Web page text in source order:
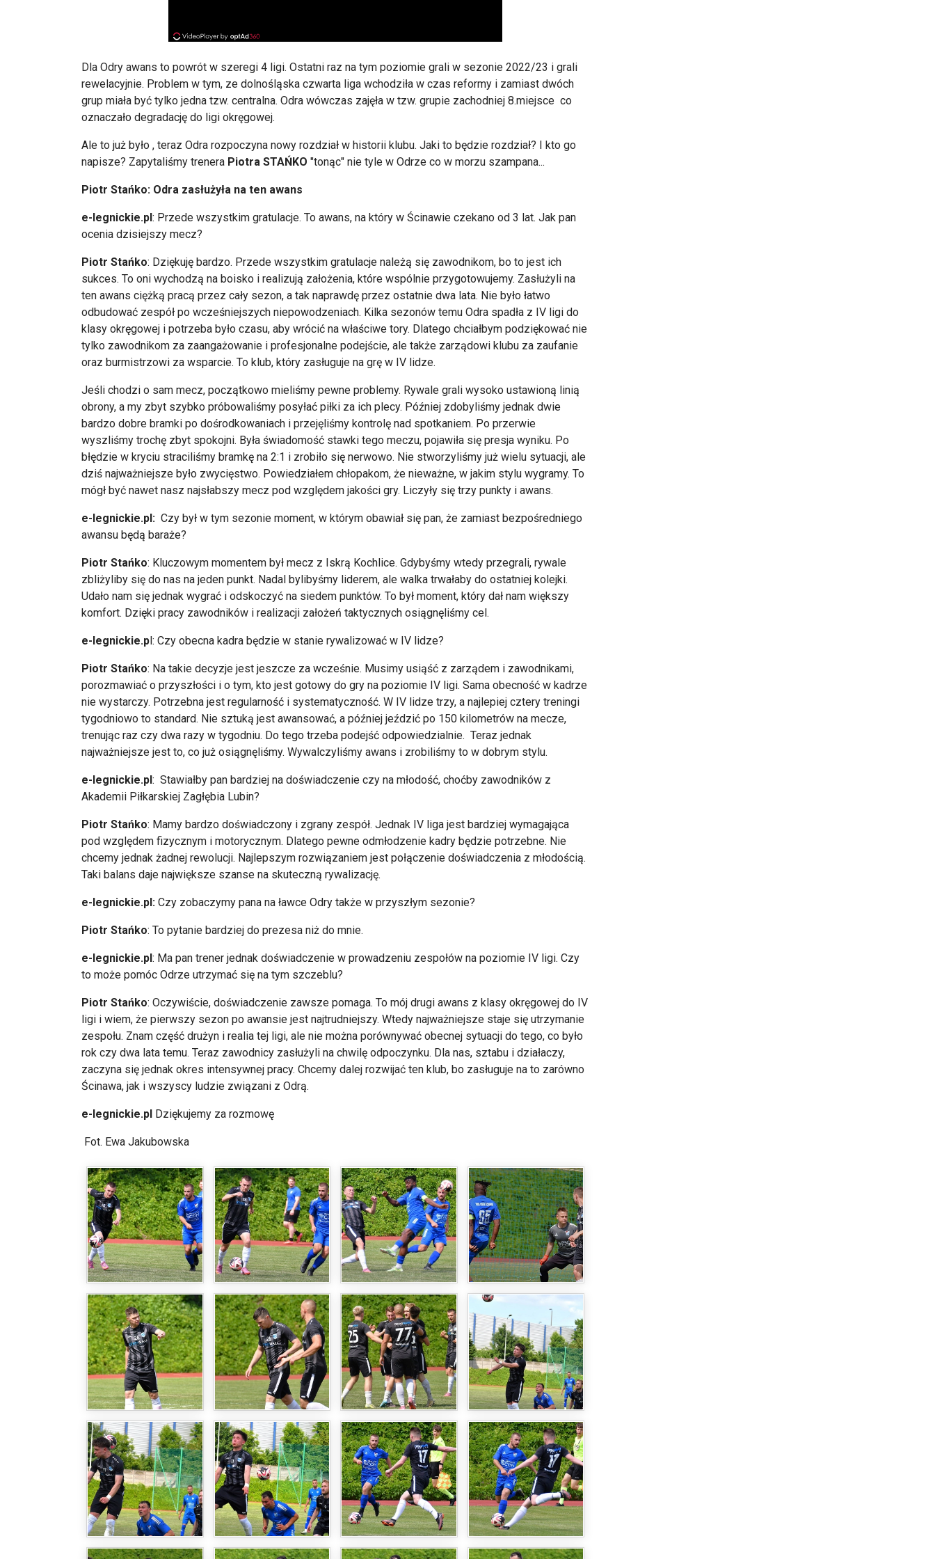
Dla Odry awans to powrót w szeregi 4 ligi. Ostatni raz na tym poziomie grali w sezonie 2022/23 i grali
rewelacyjnie. Problem w tym, ze dolnośląska czwarta liga wchodziła w czas reformy i zamiast dwóch
grup miała być tylko jedna tzw. centralna. Odra wówczas zajęła w tzw. grupie zachodniej 8.miejsce co
oznaczało degradację do ligi okręgowej.
Ale to już było , teraz Odra rozpoczyna nowy rozdział w historii klubu. Jaki to będzie rozdział? I kto go
napisze? Zapytaliśmy trenera Piotra STAŃKO "tonąc" nie tyle w Odrze co w morzu szampana...
Piotr Stańko: Odra zasłużyła na ten awans
e-legnickie.pl: Przede wszystkim gratulacje. To awans, na który w Ścinawie czekano od 3 lat. Jak pan
ocenia dzisiejszy mecz?
Piotr Stańko: Dziękuję bardzo. Przede wszystkim gratulacje należą się zawodnikom, bo to jest ich
sukces. To oni wychodzą na boisko i realizują założenia, które wspólnie przygotowujemy. Zasłużyli na
ten awans ciężką pracą przez cały sezon, a tak naprawdę przez ostatnie dwa lata. Nie było łatwo
odbudować zespół po wcześniejszych niepowodzeniach. Kilka sezonów temu Odra spadła z IV ligi do
klasy okręgowej i potrzeba było czasu, aby wrócić na właściwe tory. Dlatego chciałbym podziękować nie
tylko zawodnikom za zaangażowanie i profesjonalne podejście, ale także zarządowi klubu za zaufanie
oraz burmistrzowi za wsparcie. To klub, który zasługuje na grę w IV lidze.
Jeśli chodzi o sam mecz, początkowo mieliśmy pewne problemy. Rywale grali wysoko ustawioną linią
obrony, a my zbyt szybko próbowaliśmy posyłać piłki za ich plecy. Później zdobyliśmy jednak dwie
bardzo dobre bramki po dośrodkowaniach i przejęliśmy kontrolę nad spotkaniem. Po przerwie
wyszliśmy trochę zbyt spokojni. Była świadomość stawki tego meczu, pojawiła się presja wyniku. Po
błędzie w kryciu straciliśmy bramkę na 2:1 i zrobiło się nerwowo. Nie stworzyliśmy już wielu sytuacji, ale
dziś najważniejsze było zwycięstwo. Powiedziałem chłopakom, że nieważne, w jakim stylu wygramy. To
mógł być nawet nasz najsłabszy mecz pod względem jakości gry. Liczyły się trzy punkty i awans.
e-legnickie.pl: Czy był w tym sezonie moment, w którym obawiał się pan, że zamiast bezpośredniego
awansu będą baraże?
Piotr Stańko: Kluczowym momentem był mecz z Iskrą Kochlice. Gdybyśmy wtedy przegrali, rywale
zbliżyliby się do nas na jeden punkt. Nadal bylibyśmy liderem, ale walka trwałaby do ostatniej kolejki.
Udało nam się jednak wygrać i odskoczyć na siedem punktów. To był moment, który dał nam większy
komfort. Dzięki pracy zawodników i realizacji założeń taktycznych osiągnęliśmy cel.
e-legnickie.pl: Czy obecna kadra będzie w stanie rywalizować w IV lidze?
Piotr Stańko: Na takie decyzje jest jeszcze za wcześnie. Musimy usiąść z zarządem i zawodnikami,
porozmawiać o przyszłości i o tym, kto jest gotowy do gry na poziomie IV ligi. Sama obecność w kadrze
nie wystarczy. Potrzebna jest regularność i systematyczność. W IV lidze trzy, a najlepiej cztery treningi
tygodniowo to standard. Nie sztuką jest awansować, a później jeździć po 150 kilometrów na mecze,
trenując raz czy dwa razy w tygodniu. Do tego trzeba podejść odpowiedzialnie. Teraz jednak
najważniejsze jest to, co już osiągnęliśmy. Wywalczyliśmy awans i zrobiliśmy to w dobrym stylu.
e-legnickie.pl: Stawiałby pan bardziej na doświadczenie czy na młodość, choćby zawodników z
Akademii Piłkarskiej Zagłębia Lubin?
Piotr Stańko: Mamy bardzo doświadczony i zgrany zespół. Jednak IV liga jest bardziej wymagająca
pod względem fizycznym i motorycznym. Dlatego pewne odmłodzenie kadry będzie potrzebne. Nie
chcemy jednak żadnej rewolucji. Najlepszym rozwiązaniem jest połączenie doświadczenia z młodością.
Taki balans daje największe szanse na skuteczną rywalizację.
e-legnickie.pl: Czy zobaczymy pana na ławce Odry także w przyszłym sezonie?
Piotr Stańko: To pytanie bardziej do prezesa niż do mnie.
e-legnickie.pl: Ma pan trener jednak doświadczenie w prowadzeniu zespołów na poziomie IV ligi. Czy
to może pomóc Odrze utrzymać się na tym szczeblu?
Piotr Stańko: Oczywiście, doświadczenie zawsze pomaga. To mój drugi awans z klasy okręgowej do IV
ligi i wiem, że pierwszy sezon po awansie jest najtrudniejszy. Wtedy najważniejsze staje się utrzymanie
zespołu. Znam część drużyn i realia tej ligi, ale nie można porównywać obecnej sytuacji do tego, co było
rok czy dwa lata temu. Teraz zawodnicy zasłużyli na chwilę odpoczynku. Dla nas, sztabu i działaczy,
zaczyna się jednak okres intensywnej pracy. Chcemy dalej rozwijać ten klub, bo zasługuje na to zarówno
Ścinawa, jak i wszyscy ludzie związani z Odrą.
e-legnickie.pl Dziękujemy za rozmowę
Fot. Ewa Jakubowska